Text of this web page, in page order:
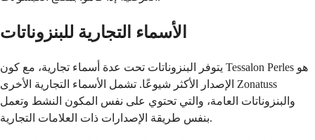
الأسماء التجارية للبنزوناتات
يتوفر البنزوناتات تحت عدة أسماء تجارية، مع كون Tessalon Perles هو
الإصدار الأكثر شيوعًا. تشمل الأسماء التجارية الأخرى Zonatuss
والبنزوناتات العامة، والتي تحتوي على نفس المكون النشط وتعمل
بنفس طريقة الإصدارات ذات العلامات التجارية.